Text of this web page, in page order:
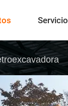
Servicio